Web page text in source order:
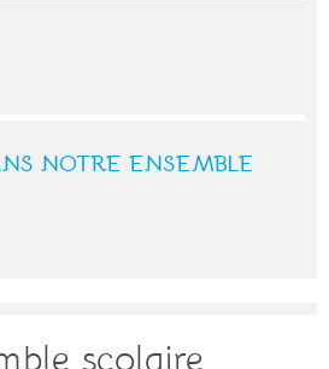
NOTRE ENSEMBLE
scolaire